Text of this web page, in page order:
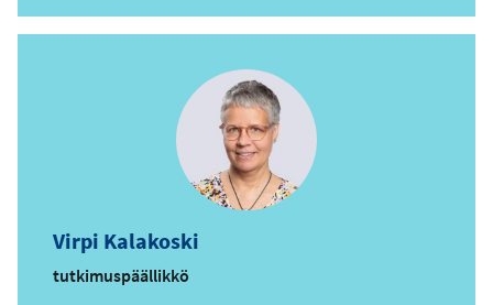
k
o
i
Virpi Kalakoski
tutkimuspäällikkö